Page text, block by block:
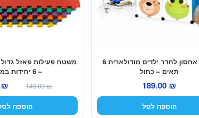
כוורת אחסון לחדר ילדים מודולארית 6
תאים – כחול
189.00 ₪
הוספה לסל
משטח פעילות פאזל גדול
– 6 יחידות במארז
149.00₪
₪
הוספה